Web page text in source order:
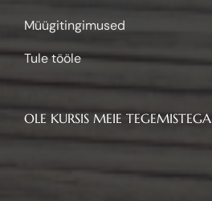
Müügitingimused
Tule tööle
OLE KURSIS MEIE TEGEMISTEGA